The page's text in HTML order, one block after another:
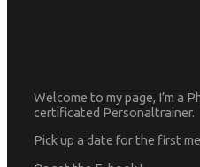
Welcome to my page, I’m a
certificated Personaltrainer.
Pick up a date for the first